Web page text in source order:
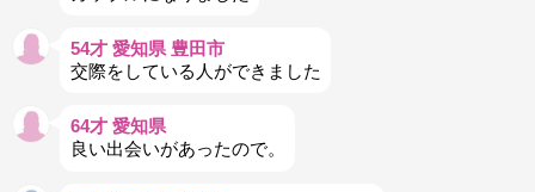
54才 愛知県 豊田市
交際をしている人ができました
64才 愛知県
良い出会いがあったので。